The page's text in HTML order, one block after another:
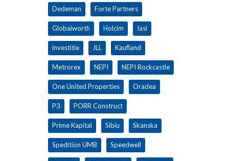
Dedeman Forte Partners
Globalworth Holcim Iasi
investitie JLL Kaufland
Metrorex NEPI NEPI Rockcastle
One United Properties Oradea
P3 PORR Construct
Prime Kapital Sibiu Skanska
Spedition UMB Speedwell